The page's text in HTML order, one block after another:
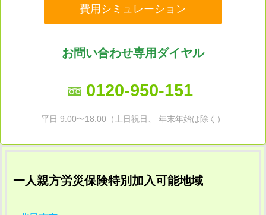
費用シミュレーション
お問い合わせ専用ダイヤル
0120-950-151
平日 9:00〜18:00（土日祝日、 年末年始は除く）
一人親方労災保険特別加入可能地域